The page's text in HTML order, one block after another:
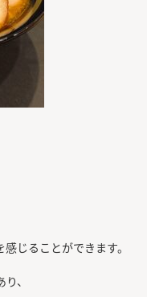
じることができます。
、